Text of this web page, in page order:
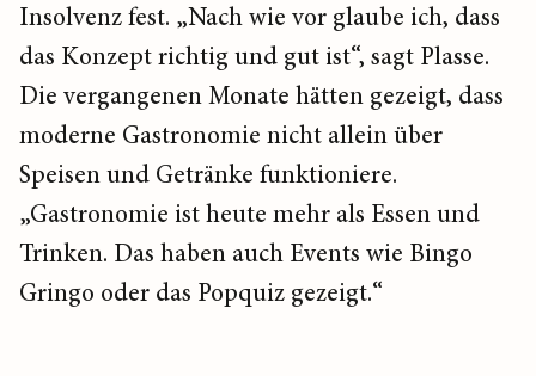
Insolvenz fest. „Nach wie vor glaube ich, dass
das Konzept richtig und gut ist“, sagt Plasse.
Die vergangenen Monate hätten gezeigt, dass
moderne Gastronomie nicht allein über
Speisen und Getränke funktioniere.
„Gastronomie ist heute mehr als Essen und
Trinken. Das haben auch Events wie Bingo
Gringo oder das Popquiz gezeigt.“